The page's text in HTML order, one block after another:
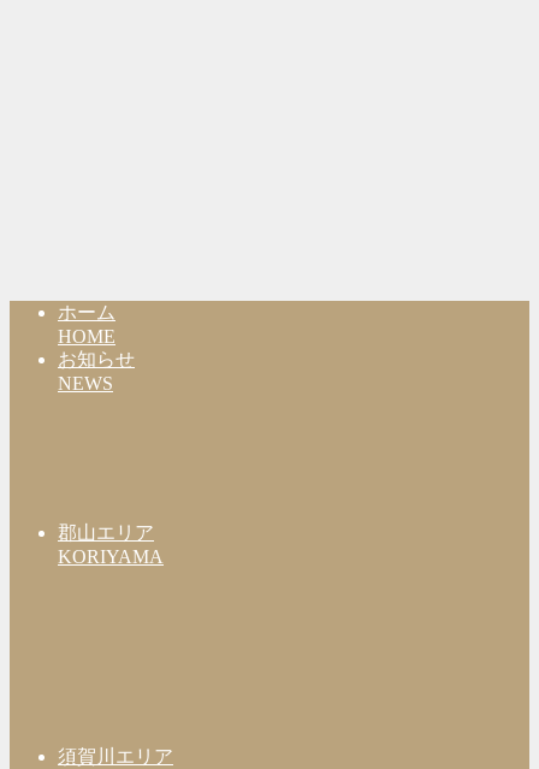
ホーム
HOME
お知らせ
NEWS
郡山エリア
KORIYAMA
須賀川エリア